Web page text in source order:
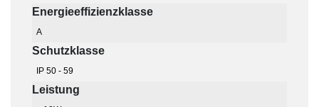
Energieeffizienzklasse
A
Schutzklasse
IP 50 - 59
Leistung